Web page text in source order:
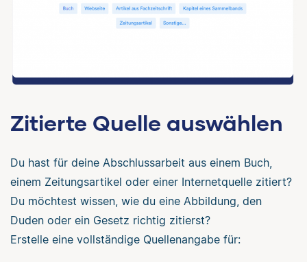
Zitierte Quelle auswählen
Du hast für deine Abschlussarbeit aus einem Buch,
einem Zeitungsartikel oder einer Internetquelle zitiert?
Du möchtest wissen, wie du eine Abbildung, den
Duden oder ein Gesetz richtig zitierst?
Erstelle eine vollständige Quellenangabe für: